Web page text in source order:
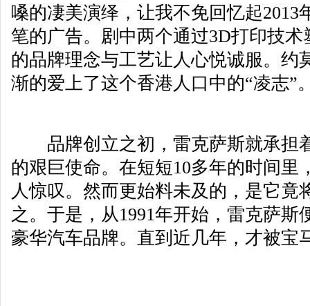
嗓的凄美演绎，让我不免回忆起2013
笔的广告。剧中两个通过3D打印技
的品牌理念与工艺让人心悦诚服。约
渐的爱上了这个香港人口中的“凌志”
品牌创立之初，雷克萨斯就承担
的艰巨使命。在短短10多年的时间里
人惊叹。然而更始料未及的，是它竟
之。于是，从1991年开始，雷克萨斯
豪华汽车品牌。直到近几年，才被宝